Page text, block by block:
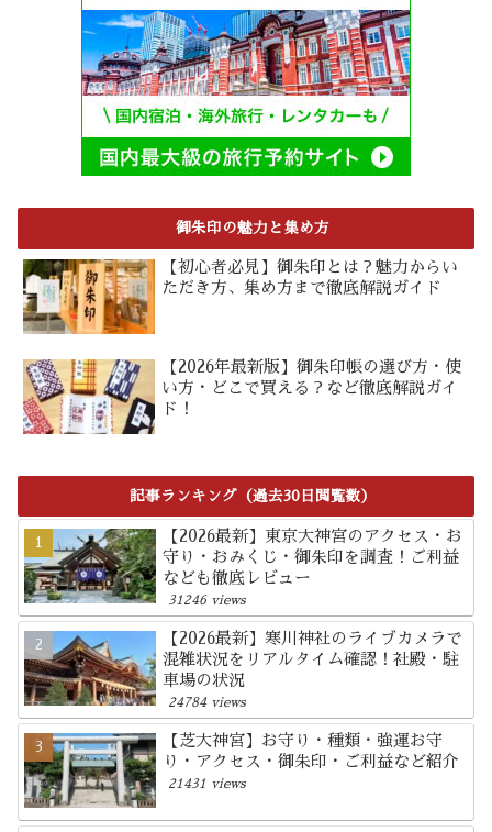
御朱印の魅力と集め方
【初心者必見】御朱印とは？魅力からい
ただき方、集め方まで徹底解説ガイド
【2026年最新版】御朱印帳の選び方・使
い方・どこで買える？など徹底解説ガイ
ド！
記事ランキング（過去30日閲覧数）
【2026最新】東京大神宮のアクセス・お
守り・おみくじ・御朱印を調査！ご利益
なども徹底レビュー
31246 views
【2026最新】寒川神社のライブカメラで
混雑状況をリアルタイム確認！社殿・駐
車場の状況
24784 views
【芝大神宮】お守り・種類・強運お守
り・アクセス・御朱印・ご利益など紹介
21431 views